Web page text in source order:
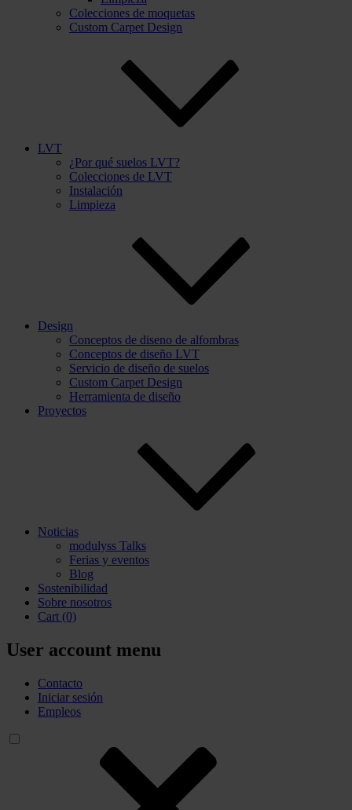
Colecciones de moquetas
Custom Carpet Design
LVT
¿Por qué suelos LVT?
Colecciones de LVT
Instalación
Limpieza
Design
Conceptos de diseno de alfombras
Conceptos de diseño LVT
Servicio de diseño de suelos
Custom Carpet Design
Herramienta de diseño
Proyectos
Noticias
modulyss Talks
Ferias y eventos
Blog
Sostenibilidad
Sobre nosotros
Cart (0)
User account menu
Contacto
Iniciar sesión
Empleos